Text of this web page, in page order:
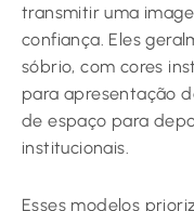
transmitir uma
confiança. Eles
sóbrio, com cores
para apresentação
de espaço para
institucionais.
Esses modelos